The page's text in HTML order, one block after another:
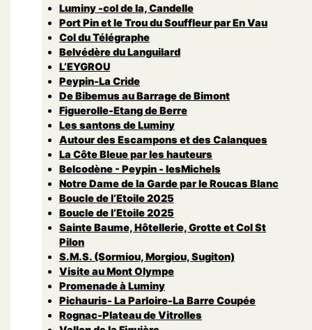
Luminy -col de la, Candelle
Port Pin et le Trou du Souffleur par En Vau
Col du Télégraphe
Belvédère du Languilard
L’EYGROU
Peypin-La Cride
De Bibemus au Barrage de Bimont
Figuerolle-Etang de Berre
Les santons de Luminy
Autour des Escampons et des Calanques
La Côte Bleue par les hauteurs
Belcodène - Peypin - lesMichels
Notre Dame de la Garde par le Roucas Blanc
Boucle de l’Etoile 2025
Boucle de l’Etoile 2025
Sainte Baume, Hôtellerie, Grotte et Col St
Pilon
S.M.S. (Sormiou, Morgiou, Sugiton)
Visite au Mont Olympe
Promenade à Luminy
Pichauris- La Parloire-La Barre Coupée
Rognac-Plateau de Vitrolles